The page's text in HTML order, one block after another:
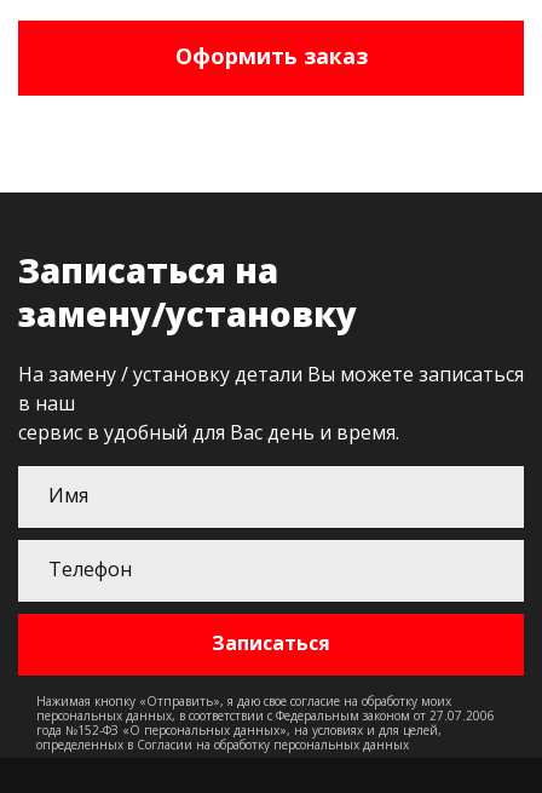
Оформить заказ
Записаться на
замену/установку
На замену / установку детали Вы можете записаться
в наш
сервис в удобный для Вас день и время.
Нажимая кнопку «Отправить», я даю свое согласие на обработку моих
персональных данных, в соответствии с Федеральным законом от 27.07.2006
года №152-ФЗ «О персональных данных», на условиях и для целей,
определенных в Согласии на обработку персональных данных